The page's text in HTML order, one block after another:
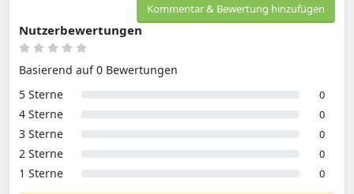
Kommentar & Bewertung hinzufügen
Nutzerbewertungen
Basierend auf 0 Bewertungen
5 Sterne
0
4 Sterne 0
3 Sterne 0
2 Sterne 0
1 Sterne 0